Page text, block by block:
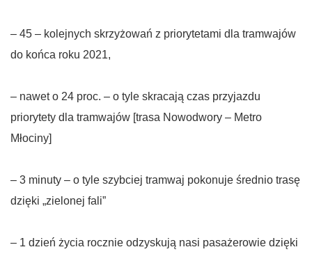
– 45 – kolejnych skrzyżowań z priorytetami dla tramwajów
do końca roku 2021,
– nawet o 24 proc. – o tyle skracają czas przyjazdu
priorytety dla tramwajów [trasa Nowodwory – Metro
Młociny]
– 3 minuty – o tyle szybciej tramwaj pokonuje średnio trasę
dzięki „zielonej fali”
– 1 dzień życia rocznie odzyskują nasi pasażerowie dzięki